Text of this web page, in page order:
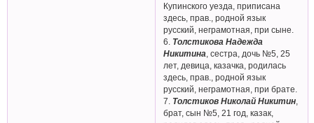
Купинского уезда, приписана
здесь, прав., родной язык
русский, неграмотная, при сыне.
6. Толстикова Надежда
Никитина , сестра, дочь №5, 25
лет, девица, казачка, родилась
здесь, прав., родной язык
русский, неграмотная, при брате.
7. Толстиков Николай Никитин
брат, сын №5, 21 год, казак,